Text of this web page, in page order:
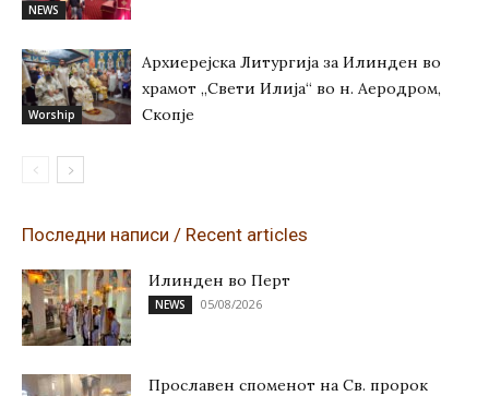
NEWS
Worship
Архиерејска Литургија за Илинден во
храмот „Свети Илија“ во н. Аеродром,
Скопје
Последни написи / Recent articles
Илинден во Перт
NEWS 05/08/2026
Прославен споменот на Св. пророк